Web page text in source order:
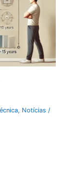
, Notícias /